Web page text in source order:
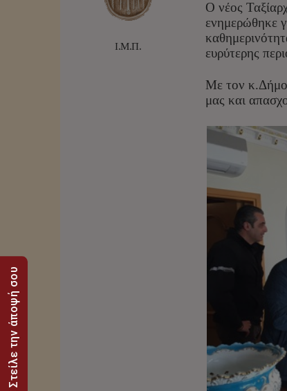
Ι.Μ.Π.
Ο νέος
ενημερώθηκε
ευρύτερης
Με τον κ.Δήμο
μας και
Στείλε την άποψή σου